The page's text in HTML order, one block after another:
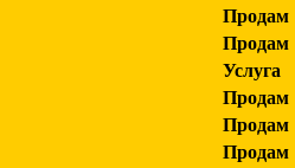
Продам
Продам
Услуга
Продам
Продам
Продам